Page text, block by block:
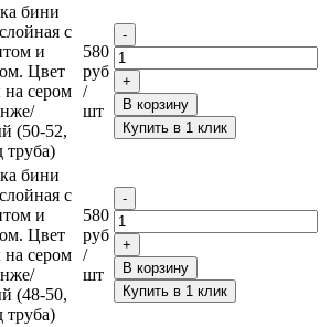
бини
с
и
Цвет
на сером
(50-52,
труба)
580
руб
/
шт
В корзину
Купить в 1 клик
бини
с
и
Цвет
на сером
(48-50,
труба)
580
руб
/
шт
В корзину
Купить в 1 клик